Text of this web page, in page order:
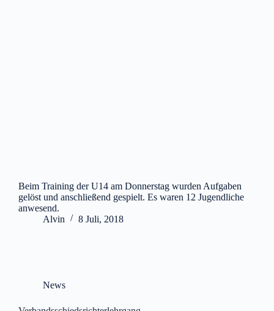
Beim Training der U14 am Donnerstag wurden Aufgaben
gelöst und anschließend gespielt. Es waren 12 Jugendliche
anwesend.
Alvin
8 Juli, 2018
News